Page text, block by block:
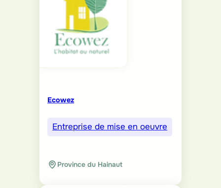
Ecowez
Entreprise de mise en oeuvre
Province du Hainaut